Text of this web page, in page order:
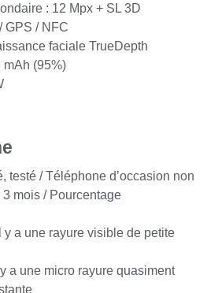
: 12 Mpx + SL 3D
GPS / NFC
faciale TrueDepth
mAh (95%)
testé / Téléphone d’occasion non
mois / Pourcentage
a une rayure visible de petite
a une micro rayure quasiment